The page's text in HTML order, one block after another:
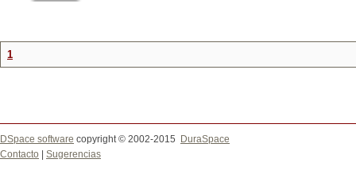
1
DSpace software copyright © 2002-2015
DuraSpace
Contacto
Sugerencias